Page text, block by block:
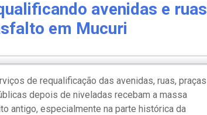
avenidas e ruas
em Mucuri
de requalificação das avenidas, ruas, praças
depois de niveladas recebam a massa
antigo, especialmente na parte histórica da